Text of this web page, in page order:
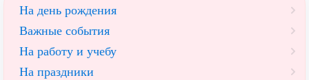
На день рождения
Важные события
На работу и учебу
На праздники